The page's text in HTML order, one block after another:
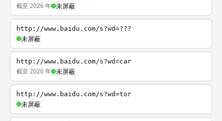
截至 2026 年 未屏蔽
http://www.baidu.com/s?wd=???
未屏蔽
http://www.baidu.com/s?wd=car
截至 2026 年 未屏蔽
http://www.baidu.com/s?wd=tor
未屏蔽